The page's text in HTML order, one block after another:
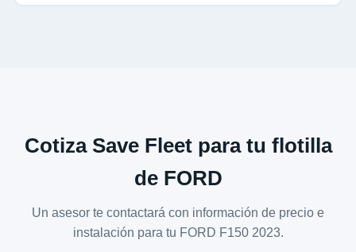
Cotiza Save Fleet para tu flotilla
de FORD
Un asesor te contactará con información de precio e
instalación para tu FORD F150 2023.